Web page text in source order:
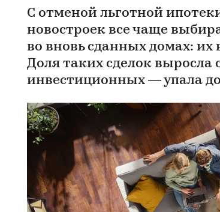
С отменой льготной
новостроек все чаще
во вновь сданных домах:
Доля таких сделок выросла
инвестиционных — упала до